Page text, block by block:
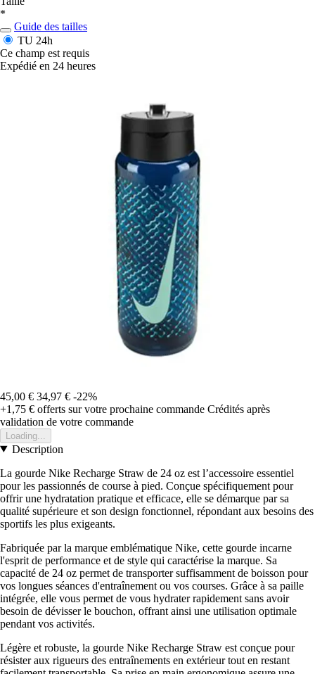
*
Guide des tailles
TU 24h
Ce champ est requis
Expédié en 24 heures
45,00 € 34,97 € -22%
+1,75 € offerts sur votre prochaine commande Crédités après
validation de votre commande
Loading...
Description
La gourde Nike Recharge Straw de 24 oz est l’accessoire essentiel
pour les passionnés de course à pied. Conçue spécifiquement pour
offrir une hydratation pratique et efficace, elle se démarque par sa
qualité supérieure et son design fonctionnel, répondant aux besoins des
sportifs les plus exigeants.
Fabriquée par la marque emblématique Nike, cette gourde incarne
l'esprit de performance et de style qui caractérise la marque. Sa
capacité de 24 oz permet de transporter suffisamment de boisson pour
vos longues séances d'entraînement ou vos courses. Grâce à sa paille
intégrée, elle vous permet de vous hydrater rapidement sans avoir
besoin de dévisser le bouchon, offrant ainsi une utilisation optimale
pendant vos activités.
Légère et robuste, la gourde Nike Recharge Straw est conçue pour
résister aux rigueurs des entraînements en extérieur tout en restant